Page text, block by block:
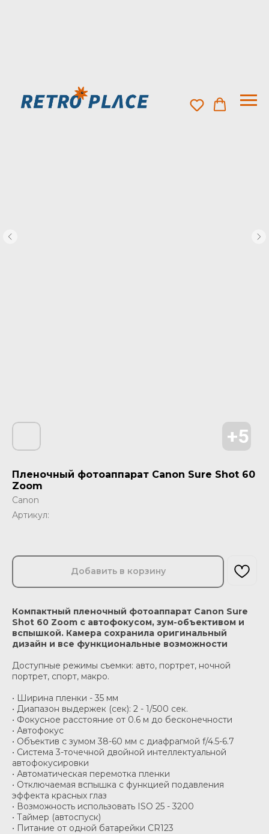
Пленочный фотоаппарат Canon Sure Shot 60
Zoom
Canon
Артикул:
Добавить в корзину
Компактный пленочный фотоаппарат Canon Sure
Shot 60 Zoom с автофокусом, зум-объективом и
вспышкой. Камера сохранила оригинальный
дизайн и все функциональные возможности
Доступные режимы съемки: авто, портрет, ночной
портрет, спорт, макро.
• Ширина пленки - 35 мм
• Диапазон выдержек (сек): 2 - 1/500 сек.
• Фокусное расстояние от 0.6 м до бесконечности
• Автофокус
• Объектив с зумом 38-60 мм с диафрагмой f/4.5-6.7
• Система 3-точечной двойной интеллектуальной
автофокусировки
• Автоматическая перемотка пленки
• Отключаемая вспышка с функцией подавления
эффекта красных глаз
• Возможность использовать ISO 25 - 3200
• Таймер (автоспуск)
• Питание от одной батарейки CR123